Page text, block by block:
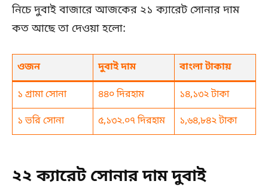
নিচে দুবাই বাজারে আজকের ২১ ক্যারেট সোনার দাম
কত আছে তা দেওয়া হলো:
ওজন দুবাই দাম বাংলা টাকায়
১ গ্রামা সোনা ৪৪০ দিরহাম
১৪,১৩২ টাকা
১ ভরি সোনা
৫,১৩২.০৭ দিরহাম ১,৬৪,৮৪২ টাকা
২২ ক্যারেট সোনার দাম দুবাই